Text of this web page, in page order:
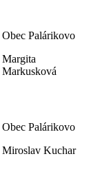
Obec Palárikovo
Margita
Markusková
Obec Palárikovo
Miroslav Kuchar